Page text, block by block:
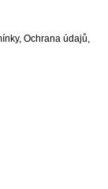
, Ochrana údajů,